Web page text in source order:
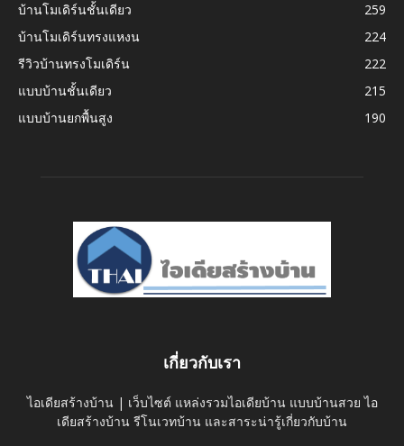
บ้านโมเดิร์นชั้นเดียว
259
บ้านโมเดิร์นทรงแหงน
224
รีวิวบ้านทรงโมเดิร์น
222
แบบบ้านชั้นเดียว
215
แบบบ้านยกพื้นสูง
190
เกี่ยวกับเรา
ไอเดียสร้างบ้าน | เว็บไซต์ แหล่งรวมไอเดียบ้าน แบบบ้านสวย ไอ
เดียสร้างบ้าน รีโนเวทบ้าน และสาระน่ารู้เกี่ยวกับบ้าน